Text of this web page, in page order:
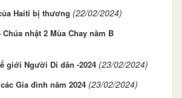
Haiti bị thương (22/02/2024)
nhật 2 Mùa Chay năm B
giới Người Di dân -2024 (23/02/2024)
Gia đình năm 2024 (23/02/2024)